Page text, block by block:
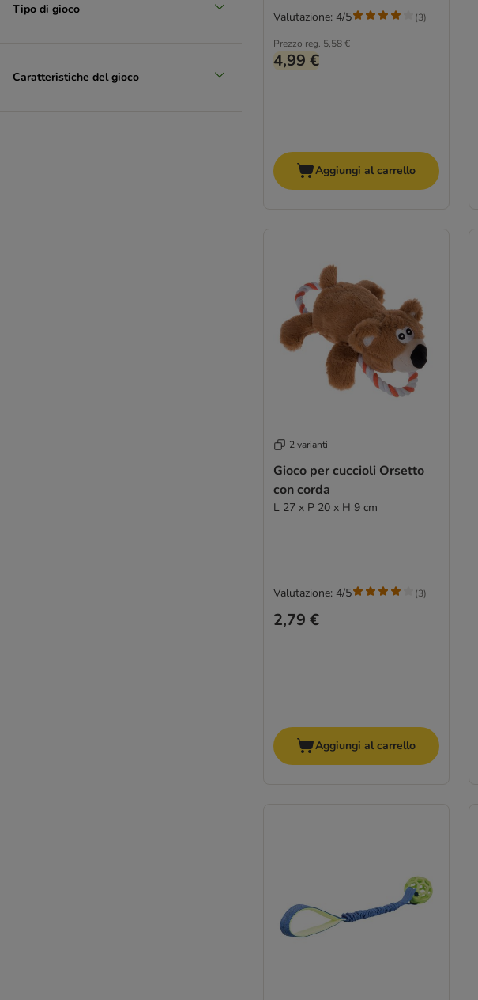
Tipo di gioco
Caratteristiche del gioco
Prezzo reg. 5,58 €
4,99 €
Valutazione: 4/5 (3)
Aggiungi al carrello
2 varianti
Gioco per cuccioli Orsetto
con corda
L 27 x P 20 x H 9 cm
2,79 €
Valutazione: 4/5 (3)
Aggiungi al carrello